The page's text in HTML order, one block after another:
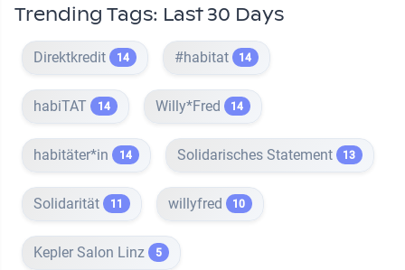
Trending Tags: Last 30 Days
Direktkredit 14 #habitat 14
habiTAT 14 Willy*Fred 14
habitäter*in 14 Solidarisches Statement 13
Solidarität 11 willyfred 10
Kepler Salon Linz 5